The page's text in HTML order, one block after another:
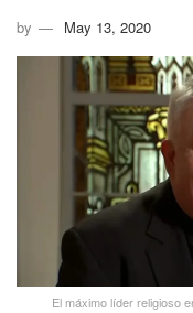
by May 13, 2020
El máximo líder religioso